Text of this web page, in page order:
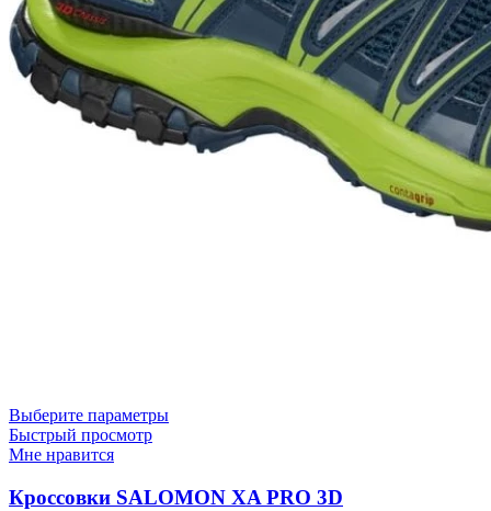
Выберите параметры
Быстрый просмотр
Мне нравится
Кроссовки SALOMON XA PRO 3D